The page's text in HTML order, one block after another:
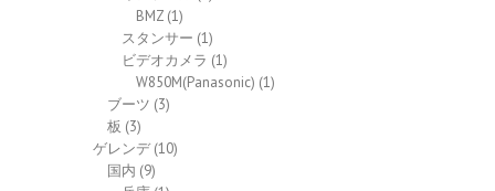
BMZ (1)
スタンサー (1)
ビデオカメラ (1)
W850M(Panasonic) (1)
ブーツ (3)
板 (3)
ゲレンデ(10)
国内 (9)